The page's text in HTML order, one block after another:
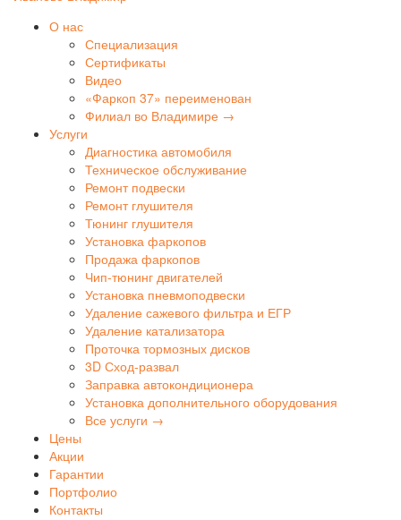
О нас
Специализация
Сертификаты
Видео
«Фаркоп 37» переименован
Филиал во Владимире →
Услуги
Диагностика автомобиля
Техническое обслуживание
Ремонт подвески
Ремонт глушителя
Тюнинг глушителя
Установка фаркопов
Продажа фаркопов
Чип-тюнинг двигателей
Установка пневмоподвески
Удаление сажевого фильтра и ЕГР
Удаление катализатора
Проточка тормозных дисков
3D Сход-развал
Заправка автокондиционера
Установка дополнительного оборудования
Все услуги →
Цены
Акции
Гарантии
Портфолио
Контакты